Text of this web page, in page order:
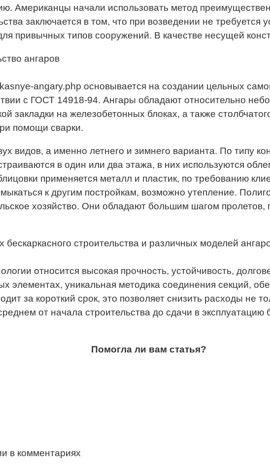
Американцы начали использовать метод
заключается в том, что при возведении не требуется
привычных типов сооружений. В качестве несущей
ангаров
angary.php основывается на создании цельных
с ГОСТ 14918-94. Ангары обладают относительно
закладки на железобетонных блоках, а также
помощи сварки.
видов, а именно летнего и зимнего варианта. По типу
в один или два этажа, в них используются
применяется металл и пластик, по требованию
к другим постройкам, возможно утепление.
хозяйство. Они обладают большим шагом
строительства и различных моделей
относится высокая прочность, устойчивость,
элементах, уникальная методика соединения секций,
за короткий срок, это позволяет снизить расходы не
от начала строительства до сдачи в
Помогла ли вам статья?
в комментариях